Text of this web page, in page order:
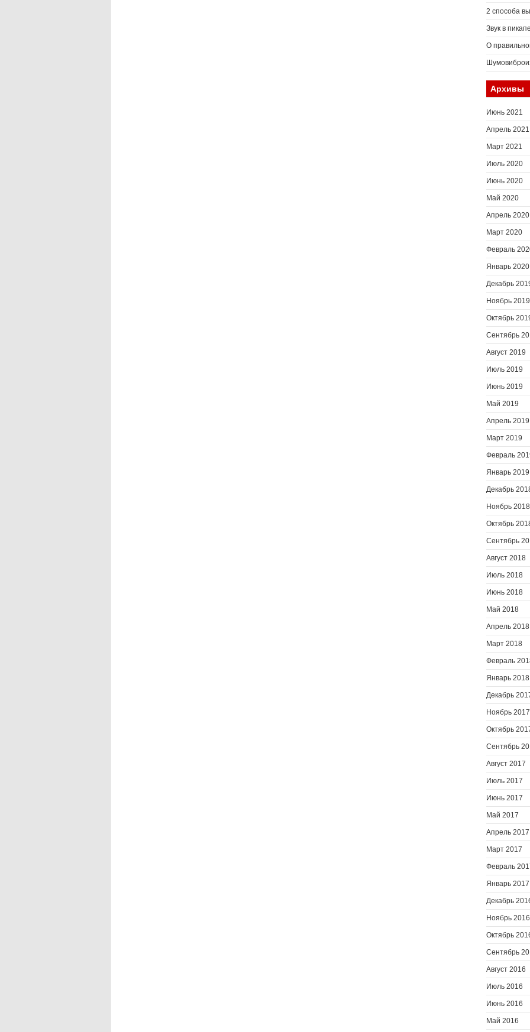
2 способа
Звук в
О
Архивы
Июнь 2021
Апрель 2021
Март 2021
Июль 2020
Июнь 2020
Май 2020
Апрель 2020
Март 2020
Февраль
Январь 2020
Декабрь
Ноябрь 2019
Октябрь
Сентябрь
Август 2019
Июль 2019
Июнь 2019
Май 2019
Апрель 2019
Март 2019
Февраль
Январь 2019
Декабрь
Ноябрь 2018
Октябрь
Сентябрь
Август 2018
Июль 2018
Июнь 2018
Май 2018
Апрель 2018
Март 2018
Февраль
Январь 2018
Декабрь
Ноябрь 2017
Октябрь
Сентябрь
Август 2017
Июль 2017
Июнь 2017
Май 2017
Апрель 2017
Март 2017
Февраль
Январь 2017
Декабрь
Ноябрь 2016
Октябрь
Сентябрь
Август 2016
Июль 2016
Июнь 2016
Май 2016